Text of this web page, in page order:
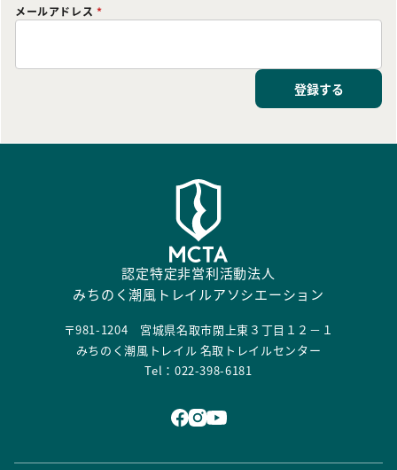
メールアドレス *
登録する
認定特定非営利活動法人
みちのく潮風トレイルアソシエーション
〒981-1204 宮城県名取市閖上東３丁目１２－１
みちのく潮風トレイル 名取トレイルセンター
Tel：022-398-6181